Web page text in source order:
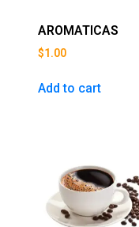
AROMATICAS
$1.00
Add to cart